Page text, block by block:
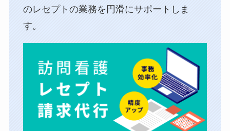
のレセプトの業務を円滑にサポートしま
す。